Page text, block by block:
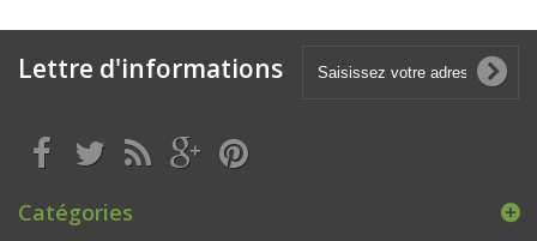
Lettre d'informations
Catégories